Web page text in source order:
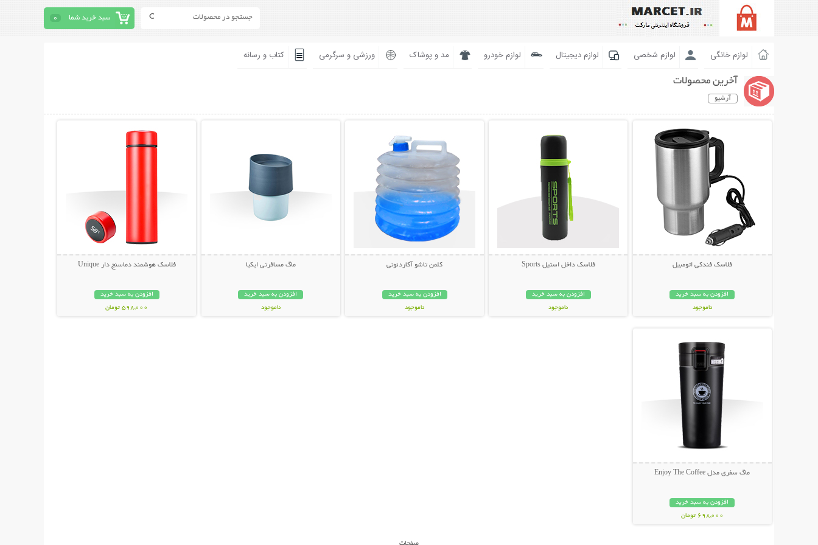
سبد خرید شما 0
لوازم خانگی لوازم شخصی لوازم دیجیتال لوازم خودرو مد و پوشاک ورزشی و سرگرمی کتاب و رسانه
آخرین محصولات
آرشیو
فلاسک فندکی اتومبیل
افزودن به سبد خرید
ناموجود
فلاسک داخل استیل Sports
افزودن به سبد خرید
ناموجود
کلمن تاشو آکاردئونی
افزودن به سبد خرید
ناموجود
ماگ مسافرتی ایکیا
افزودن به سبد خرید
ناموجود
فلاسک هوشمند دماسنج دار Unique
افزودن به سبد خرید
598,000 تومان
ماگ سفری مدل Enjoy The Coffee
افزودن به سبد خرید
698,000 تومان